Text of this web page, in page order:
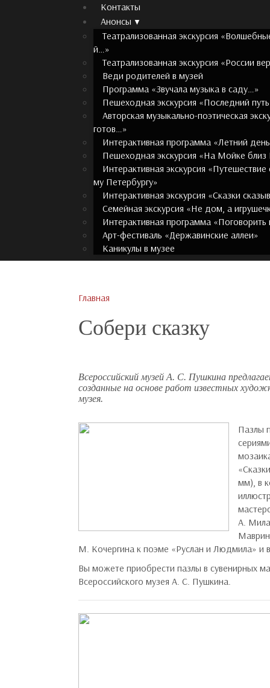
Контакты
Анонсы
Театрализованная экскурсия
й…»
Театрализованная экскурсия «России
Веди родителей в музей
Программа «Звучала музыка в саду…»
Пешеходная экскурсия «Последний
Авторская музыкально-поэтическая
готов…»
Интерактивная программа «Летний
Пешеходная экскурсия «На Мойке
Интерактивная экскурсия
му Петербургу»
Интерактивная экскурсия «Сказки
Семейная экскурсия «Не дом, а
Интерактивная программа
Арт-фестиваль «Державинские аллеи»
Каникулы в музее
Главная
Собери сказку
Всероссийский музей А. С. Пушкина
созданные на основе работ известных
музея.
Пазлы
мм), в
А.
М. Кочергина к поэме «Руслан и Людмила» и
Вы можете приобрести пазлы в сувенирных
Всероссийского музея А. С. Пушкина.